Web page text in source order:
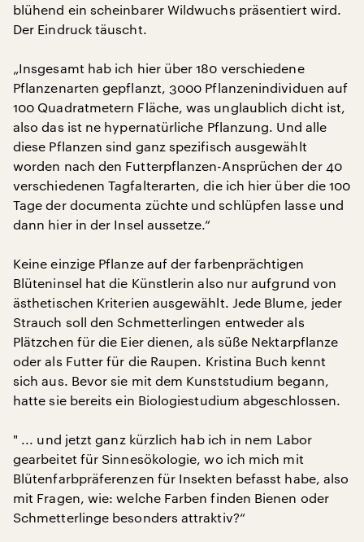
blühend ein scheinbarer Wildwuchs präsentiert wird.
Der Eindruck täuscht.
„Insgesamt hab ich hier über 180 verschiedene
Pflanzenarten gepflanzt, 3000 Pflanzenindividuen auf
100 Quadratmetern Fläche, was unglaublich dicht ist,
also das ist ne hypernatürliche Pflanzung. Und alle
diese Pflanzen sind ganz spezifisch ausgewählt
worden nach den Futterpflanzen-Ansprüchen der 40
verschiedenen Tagfalterarten, die ich hier über die 100
Tage der documenta züchte und schlüpfen lasse und
dann hier in der Insel aussetze.“
Keine einzige Pflanze auf der farbenprächtigen
Blüteninsel hat die Künstlerin also nur aufgrund von
ästhetischen Kriterien ausgewählt. Jede Blume, jeder
Strauch soll den Schmetterlingen entweder als
Plätzchen für die Eier dienen, als süße Nektarpflanze
oder als Futter für die Raupen. Kristina Buch kennt
sich aus. Bevor sie mit dem Kunststudium begann,
hatte sie bereits ein Biologiestudium abgeschlossen.
" ... und jetzt ganz kürzlich hab ich in nem Labor
gearbeitet für Sinnesökologie, wo ich mich mit
Blütenfarbpräferenzen für Insekten befasst habe, also
mit Fragen, wie: welche Farben finden Bienen oder
Schmetterlinge besonders attraktiv?“